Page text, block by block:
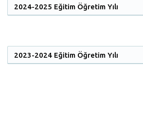
2024-2025 Eğitim Öğretim Yılı
2023-2024 Eğitim Öğretim Yılı